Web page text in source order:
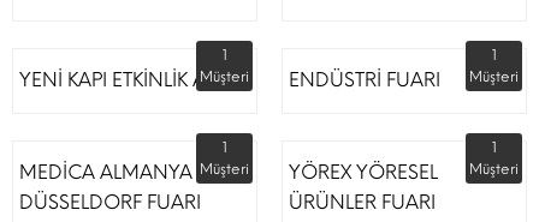
YENİ KAPI ETKİNLİK ALANI
1
Müşteri
ENDÜSTRİ FUARI
1
Müşteri
MEDİCA ALMANYA
DÜSSELDORF FUARI
1
Müşteri
YÖREX YÖRESEL
ÜRÜNLER FUARI
1
Müşteri